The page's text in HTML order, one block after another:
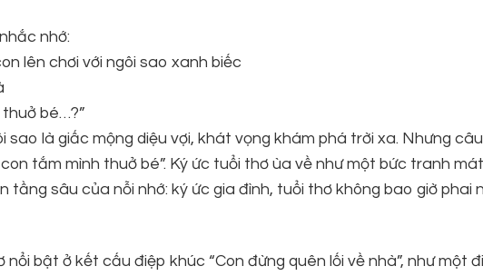
nhớ:
lên chơi với ngôi sao xanh biếc
bé…?”
sao là giấc mộng diệu vợi, khát vọng khám phá trời xa. Nhưng
tắm mình thuở bé”. Ký ức tuổi thơ ùa về như một bức tranh
tầng sâu của nỗi nhớ: ký ức gia đình, tuổi thơ không bao giờ phai
bật ở kết cấu điệp khúc “Con đừng quên lối về nhà”, như một